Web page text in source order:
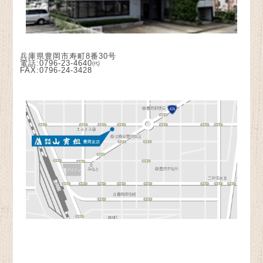
兵庫県豊岡市寿町8番30号
電話:0796-23-4640㈹
FAX:0796-24-3428